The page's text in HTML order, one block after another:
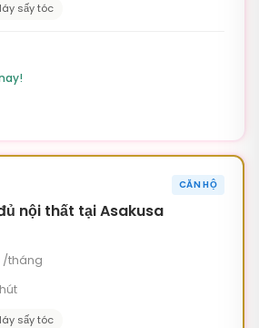
sấy tóc
¥35,000 OFF
›
CĂN HỘ
nội thất tại Asakusa
/tháng
sấy tóc